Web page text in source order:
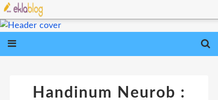
Handinum Neurob :